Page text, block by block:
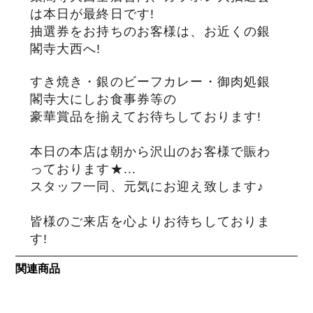
サステナブル・和牛
（熟）
千代幻豚 贈り物・ギフト
は本日が最終日です!
抽選券をお持ちのお客様は、お近くの銀
閣寺大西へ!
すき焼き・銀のビーフカレー・御肉処銀
閣寺大にしお食事券等の
豪華賞品を揃えてお待ちしております!
本日の本店は朝から沢山のお客様で賑わ
っております★...
スタッフ一同、元気にお迎え致します♪
皆様のご来店を心よりお待ちしておりま
す!
関連商品